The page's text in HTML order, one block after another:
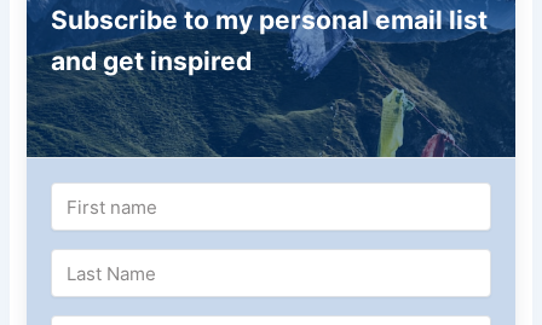
Subscribe to my personal email list
and get inspired